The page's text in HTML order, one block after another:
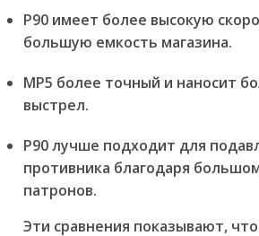
P90 имеет более высокую
большую емкость магазина.
MP5 более точный и наносит
выстрел.
P90 лучше подходит для
противника благодаря
патронов.
Эти сравнения показывают,